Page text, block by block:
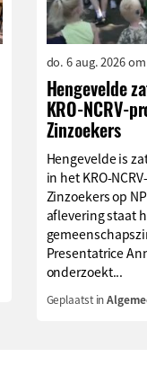
do. 6 aug. 2026
Hengevelde
KRO-NCRV-
Zinzoekers
Hengevelde is
in het KRO-
Zinzoekers op
aflevering staat
Presentatrice
onderzoekt...
Geplaatst in